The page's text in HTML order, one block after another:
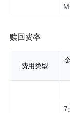
赎回费率
费用类型
7